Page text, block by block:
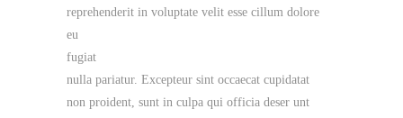
reprehenderit in voluptate velit esse cillum dolore
eu
fugiat
nulla pariatur. Excepteur sint occaecat cupidatat
non proident, sunt in culpa qui officia deser unt